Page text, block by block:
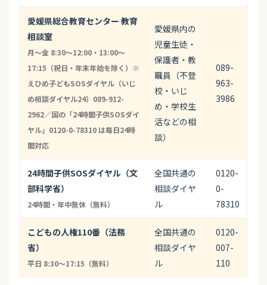
愛媛県総合教育センター 教育
相談室
月〜金 8:30〜12:00・13:00〜
17:15（祝日・年末年始を除く）※
えひめ子どもSOSダイヤル（いじ
め相談ダイヤル24）089-912-
2962／国の「24時間子供SOSダイ
ヤル」0120-0-78310 は毎日24時
間対応
愛媛県内の
児童生徒・
保護者・教
職員（不登
校・いじ
め・学校生
活などの相
談）
089-
963-
3986
24時間子供SOSダイヤル（文
部科学省）
24時間・年中無休（無料）
全国共通の
相談ダイヤ
ル
0120-
0-
78310
こどもの人権110番（法務
省）
平日 8:30〜17:15（無料）
全国共通の
相談ダイヤ
ル
0120-
007-
110